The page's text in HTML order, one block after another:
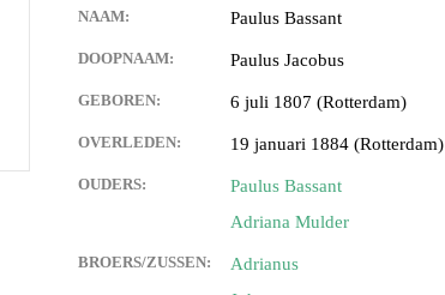
NAAM: Paulus Bassant
DOOPNAAM: Paulus Jacobus
GEBOREN: 6 juli 1807 (Rotterdam)
OVERLEDEN: 19 januari 1884 (Rotterdam)
OUDERS:
Paulus Bassant
Adriana Mulder
BROERS/ZUSSEN:
Adrianus